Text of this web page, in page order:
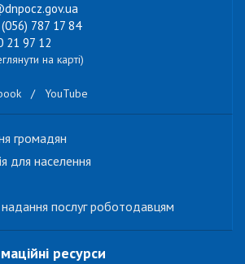
787 17 84
21 97 12
на карті)
/ YouTube
громадян
для населення
послуг роботодавцям
ресурси